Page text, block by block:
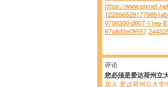
https://
9706300-d607-11ee-
67a8d3e08557
评论
您必须是爱达荷州立
加入 爱达荷州立大学